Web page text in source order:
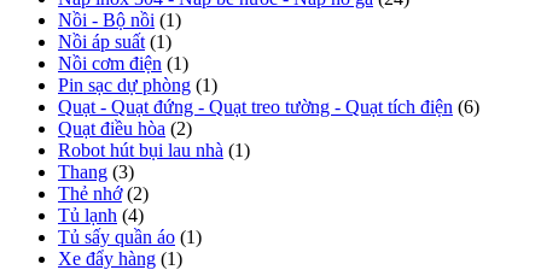
Nồi - Bộ nồi (1)
Nồi áp suất (1)
Nồi cơm điện (1)
Pin sạc dự phòng (1)
Quạt - Quạt đứng - Quạt treo tường - Quạt tích điện (6)
Quạt điều hòa (2)
Robot hút bụi lau nhà (1)
Thang (3)
Thẻ nhớ (2)
Tủ lạnh (4)
Tủ sấy quần áo (1)
Xe đẩy hàng (1)